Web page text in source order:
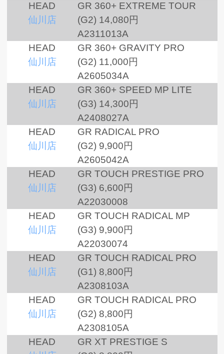
HEAD
仙川店
GR 360+ EXTREME TOUR
(G2) 14,080円
A2311013A
HEAD
仙川店
GR 360+ GRAVITY PRO
(G2) 11,000円
A2605034A
HEAD
仙川店
GR 360+ SPEED MP LITE
(G3) 14,300円
A2408027A
HEAD
仙川店
GR RADICAL PRO
(G2) 9,900円
A2605042A
HEAD
仙川店
GR TOUCH PRESTIGE PRO
(G3) 6,600円
A22030008
HEAD
仙川店
GR TOUCH RADICAL MP
(G3) 9,900円
A22030074
HEAD
仙川店
GR TOUCH RADICAL PRO
(G1) 8,800円
A2308103A
HEAD
仙川店
GR TOUCH RADICAL PRO
(G2) 8,800円
A2308105A
HEAD
GR XT PRESTIGE S